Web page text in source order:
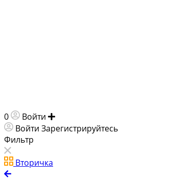
0 Войти
Войти Зарегистрируйтесь
Фильтр
Вторичка